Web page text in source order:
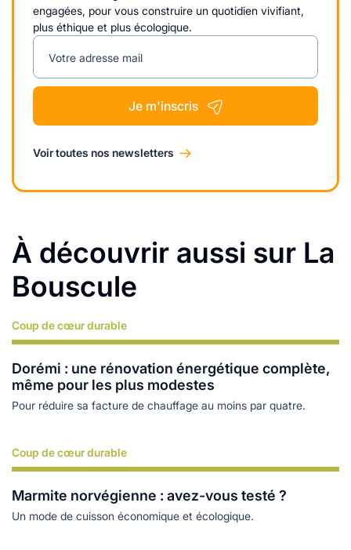
engagées, pour vous construire un quotidien vivifiant,
plus éthique et plus écologique.
Votre adresse mail
Je m'inscris
Voir toutes nos newsletters
À découvrir aussi sur La
Bouscule
Coup de cœur durable
Dorémi : une rénovation énergétique complète,
même pour les plus modestes
Pour réduire sa facture de chauffage au moins par quatre.
Lire plus
Coup de cœur durable
Marmite norvégienne : avez-vous testé ?
Un mode de cuisson économique et écologique.
Lire plus